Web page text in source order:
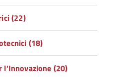
(22)
(18)
l'Innovazione (20)